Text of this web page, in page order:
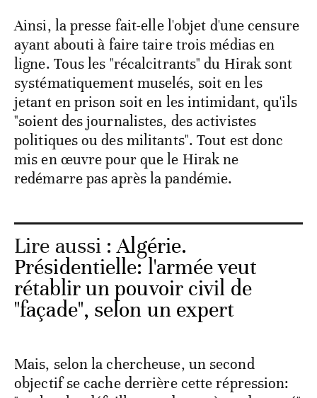
Ainsi, la presse fait-elle l'objet d'une censure
ayant abouti à faire taire trois médias en
ligne. Tous les "récalcitrants" du Hirak sont
systématiquement muselés, soit en les
jetant en prison soit en les intimidant, qu'ils
"soient des journalistes, des activistes
politiques ou des militants". Tout est donc
mis en œuvre pour que le Hirak ne
redémarre pas après la pandémie.
Lire aussi :Algérie.
Présidentielle: l'armée veut
rétablir un pouvoir civil de
"façade", selon un expert
Mais, selon la chercheuse, un second
objectif se cache derrière cette répression: